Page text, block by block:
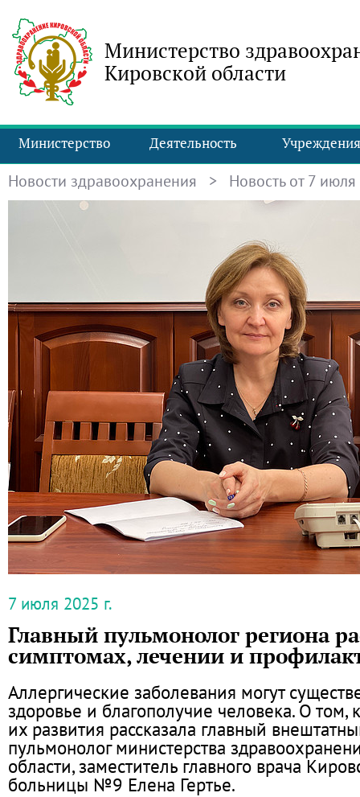
Министерство
Кировской области
Министерство Деятельность Учреждения
Новости здравоохранения > Новость от 7 июля
7 июля 2025 г.
Главный пульмонолог региона
симптомах, лечении и
Аллергические заболевания могут
здоровье и благополучие человека. О том,
их развития рассказала главный
пульмонолог министерства
области, заместитель главного врача
больницы №9 Елена Гертье.